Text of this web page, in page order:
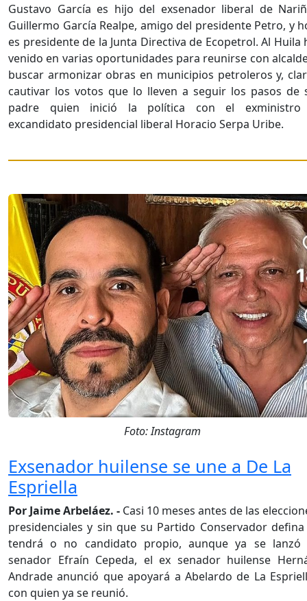
Gustavo García es hijo del exsenador liberal de
Guillermo García Realpe, amigo del presidente Petro, y
es presidente de la Junta Directiva de Ecopetrol. Al Huila
venido en varias oportunidades para reunirse con
buscar armonizar obras en municipios petroleros y,
cautivar los votos que lo lleven a seguir los pasos de
padre quien inició la política con el
excandidato presidencial liberal Horacio Serpa Uribe.
Foto: Instagram
Exsenador huilense se une a De La
Espriella
Por Jaime Arbeláez. - Casi 10 meses antes de las
presidenciales y sin que su Partido Conservador
tendrá o no candidato propio, aunque ya se lanzó
senador Efraín Cepeda, el ex senador huilense
Andrade anunció que apoyará a Abelardo de La
con quien ya se reunió.